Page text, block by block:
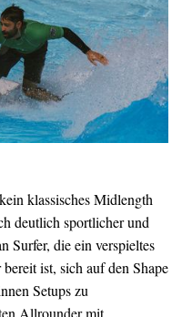
klassisches Midlength
deutlich sportlicher und
Surfer, die ein verspieltes
ist, sich auf den Shape
Setups zu